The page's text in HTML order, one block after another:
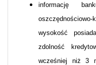
informację
wysokość
zdolność
wcześniej niż 3